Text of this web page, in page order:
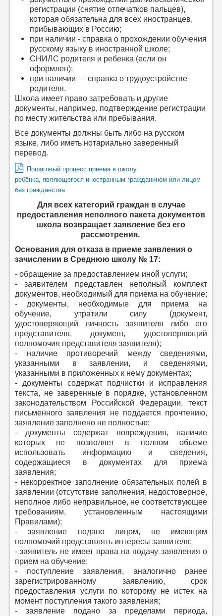
регистрации (снятие отпечатков пальцев),
которая обязательна для всех иностранцев,
прибывающих в Россию;
при наличии - справка о прохождении обучения
русскому языку в иностранной школе;
СНИЛС родителя и ребенка (если он
оформлен);
при наличии — справка о трудоустройстве
родителя.
Школа имеет право затребовать и другие
документы, например, подтверждение регистрации
по месту жительства или пребывания.
Все документы должны быть либо на русском
языке, либо иметь нотариально заверенный
перевод.
Пошаговый процесс приема в школу
ребёнка, являющегося иностранным гражданином или лицом
без гражданства
Для всех категорий граждан в случае
предоставления неполного пакета документов
школа возвращает заявление без его
рассмотрения.
Основания для отказа в приеме заявления о
зачислении в Среднюю школу № 17:
- обращение за предоставлением иной услуги;
- заявителем представлен неполный комплект
документов, необходимый для приема на обучение;
- документы, необходимые для приема на
обучение, утратили силу (документ,
удостоверяющий личность заявителя либо его
представителя, документ, удостоверяющий
полномочия представителя заявителя);
- наличие противоречий между сведениями,
указанными в заявлении, и сведениями,
указанными в приложенных к нему документах;
- документы содержат подчистки и исправления
текста, не заверенные в порядке, установленном
законодательством Российской Федерации, текст
письменного заявления не поддается прочтению,
заявление заполнено не полностью;
- документы содержат повреждения, наличие
которых не позволяет в полном объеме
использовать информацию и сведения,
содержащиеся в документах для приема
заявления;
- некорректное заполнение обязательных полей в
заявлении (отсутствие заполнения, недостоверное,
неполное либо неправильное, не соответствующее
требованиям, установленным настоящими
Правилами);
- заявление подано лицом, не имеющим
полномочий представлять интересы заявителя;
- заявитель не имеет права на подачу заявления о
прием на обучение;
- поступление заявления, аналогично ранее
зарегистрированному заявлению, срок
предоставления услуги по которому не истек на
момент поступления такого заявления;
- заявление подано за пределами периода,